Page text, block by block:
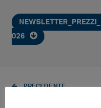
026
PRECEDENTE